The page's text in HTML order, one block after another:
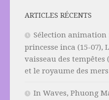
ARTICLES RÉCENTS
Sélection animation
princesse inca (15-07),
vaisseau des tempêtes
et le royaume des
In Waves, Phuong